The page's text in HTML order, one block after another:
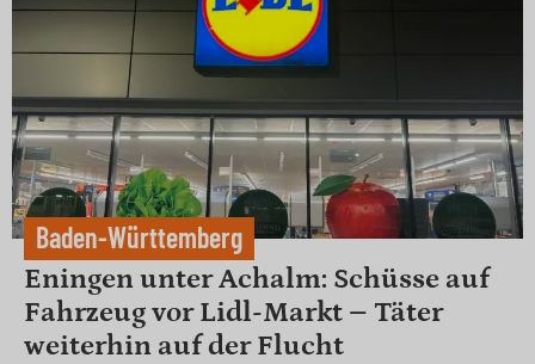
Baden-Württemberg
Eningen unter Achalm: Schüsse auf
Fahrzeug vor Lidl-Markt – Täter
weiterhin auf der Flucht